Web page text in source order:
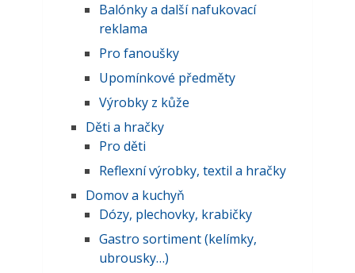
Balónky a další nafukovací
reklama
Pro fanoušky
Upomínkové předměty
Výrobky z kůže
Děti a hračky
Pro děti
Reflexní výrobky, textil a hračky
Domov a kuchyň
Dózy, plechovky, krabičky
Gastro sortiment (kelímky,
ubrousky…)